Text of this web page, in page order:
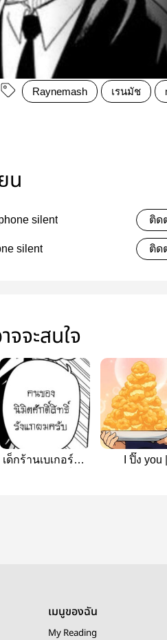
Raynemash เรนมัช
น
silent ติด
silent ติด
จะสนใจ
เด็กร้านเบเกอร์รี่ที่
I ปิ๊ง you |
เมนูของฉัน
My Reading